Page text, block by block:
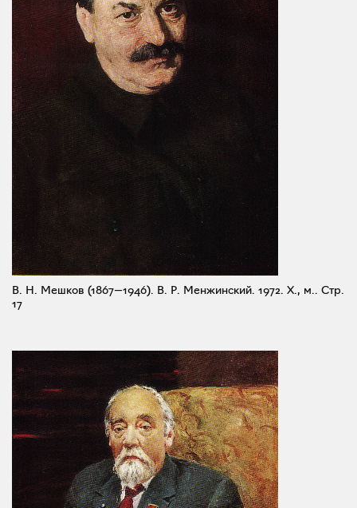
В. Н. Мешков (1867—1946). В. Р. Менжинский. 1972. X., м.. Стр.
17